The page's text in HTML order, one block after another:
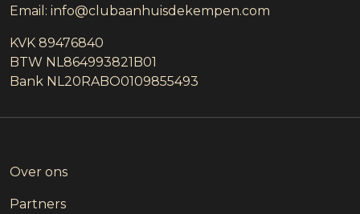
Email: info@clubaanhuisdekempen.com
KVK 89476840
BTW NL864993821B01
Bank NL20RABO0109855493
Over ons
Partners